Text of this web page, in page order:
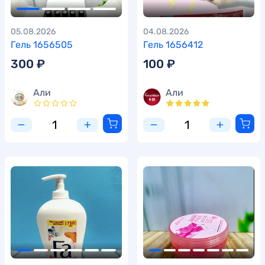
Гель 1656505
05.08.2026
300 ₽
Али
Гель 1656412
04.08.2026
100 ₽
Али